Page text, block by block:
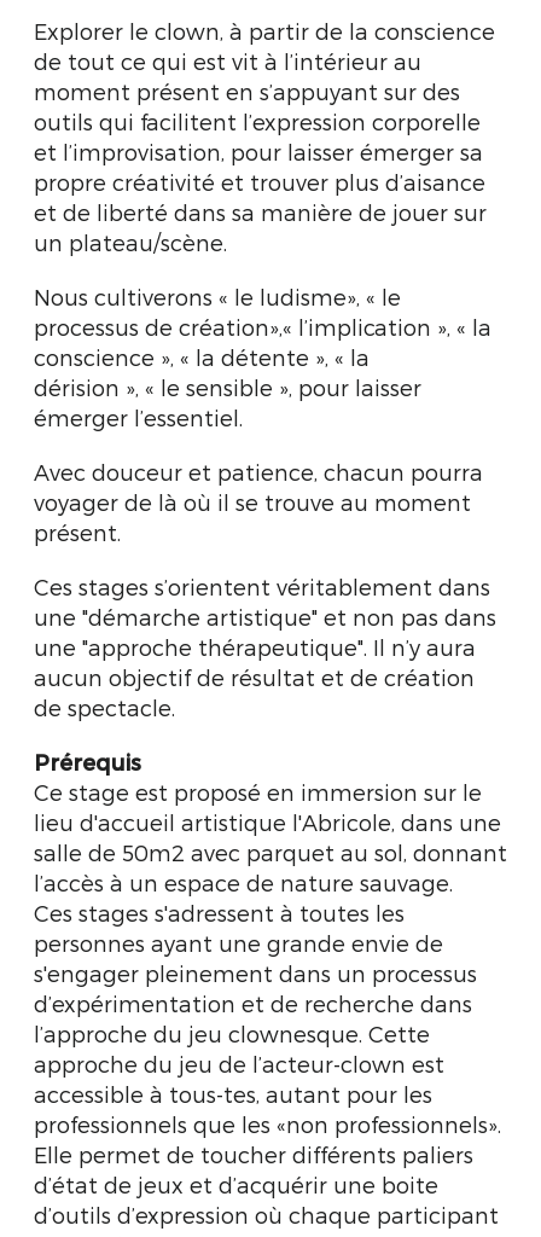
Explorer le clown, à partir de la conscience
de tout ce qui est vit à l’intérieur au
moment présent en s’appuyant sur des
outils qui facilitent l’expression corporelle
et l’improvisation, pour laisser émerger sa
propre créativité et trouver plus d’aisance
et de liberté dans sa manière de jouer sur
un plateau/scène.
Nous cultiverons « le ludisme», « le
processus de création»,« l’implication », « la
conscience », « la détente », « la
dérision », « le sensible », pour laisser
émerger l’essentiel.
Avec douceur et patience, chacun pourra
voyager de là où il se trouve au moment
présent.
Ces stages s’orientent véritablement dans
une "démarche artistique" et non pas dans
une "approche thérapeutique". Il n’y aura
aucun objectif de résultat et de création
de spectacle.
Prérequis
Ce stage est proposé en immersion sur le
lieu d'accueil artistique l'Abricole, dans une
salle de 50m2 avec parquet au sol, donnant
l’accès à un espace de nature sauvage.
Ces stages s'adressent à toutes les
personnes ayant une grande envie de
s'engager pleinement dans un processus
d’expérimentation et de recherche dans
l’approche du jeu clownesque. Cette
approche du jeu de l’acteur-clown est
accessible à tous-tes, autant pour les
professionnels que les «non professionnels».
Elle permet de toucher différents paliers
d’état de jeux et d’acquérir une boite
d’outils d’expression où chaque participant